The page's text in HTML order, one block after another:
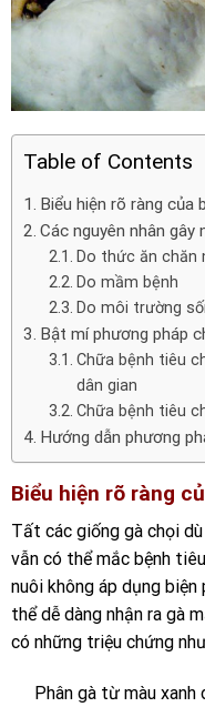
Table of Contents
Biểu hiện rõ ràng của
Các nguyên nhân gây
Do thức ăn chăn
Do mầm bệnh
Do môi trường
Bật mí phương pháp
Chữa bệnh tiêu
dân gian
Chữa bệnh tiêu
Hướng dẫn phương
Biểu hiện rõ ràng
Tất các giống gà chọi
vẫn có thể mắc bệnh
nuôi không áp dụng biện
thể dễ dàng nhận ra gà
có những triệu chứng
Phân gà từ màu